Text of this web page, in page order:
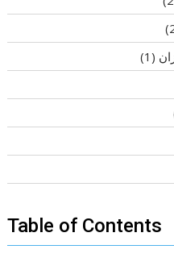
(1)
Table of Contents